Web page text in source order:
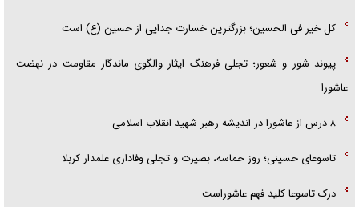
کل خیر فی الحسین؛ بزرگترین خسارت جدایی از حسین (ع) است
پیوند شور و شعور؛ تجلی فرهنگ ایثار والگوی ماندگار مقاومت در نهضت
عاشورا
۸ درس از عاشورا در اندیشه رهبر شهید انقلاب اسلامی
تاسوعای حسینی؛ روز حماسه، بصیرت و تجلی وفاداری علمدار کربلا
درک تاسوعا کلید فهم عاشوراست